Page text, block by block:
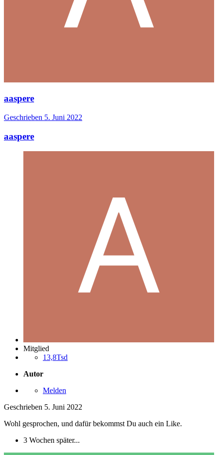
aaspere
Geschrieben 5. Juni 2022
aaspere
Mitglied
13,8Tsd
Autor
Melden
Geschrieben 5. Juni 2022
Wohl gesprochen, und dafür bekommst Du auch ein Like.
3 Wochen später...